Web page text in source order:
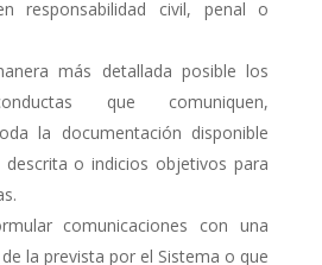
responsabilidad civil, penal o
más detallada posible los
que comuniquen,
la documentación disponible
o indicios objetivos para
comunicaciones con una
la prevista por el Sistema o que